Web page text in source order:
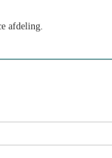
afdeling.